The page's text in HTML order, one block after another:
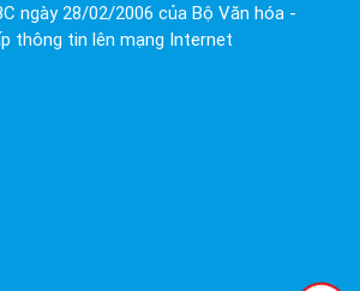
ngày 28/02/2006 của Bộ Văn hóa -
thông tin lên mạng Internet